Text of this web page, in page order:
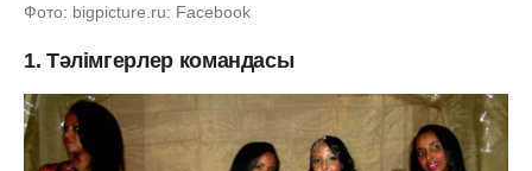
Фото: bigpicture.ru: Facebook
1. Тәлімгерлер командасы